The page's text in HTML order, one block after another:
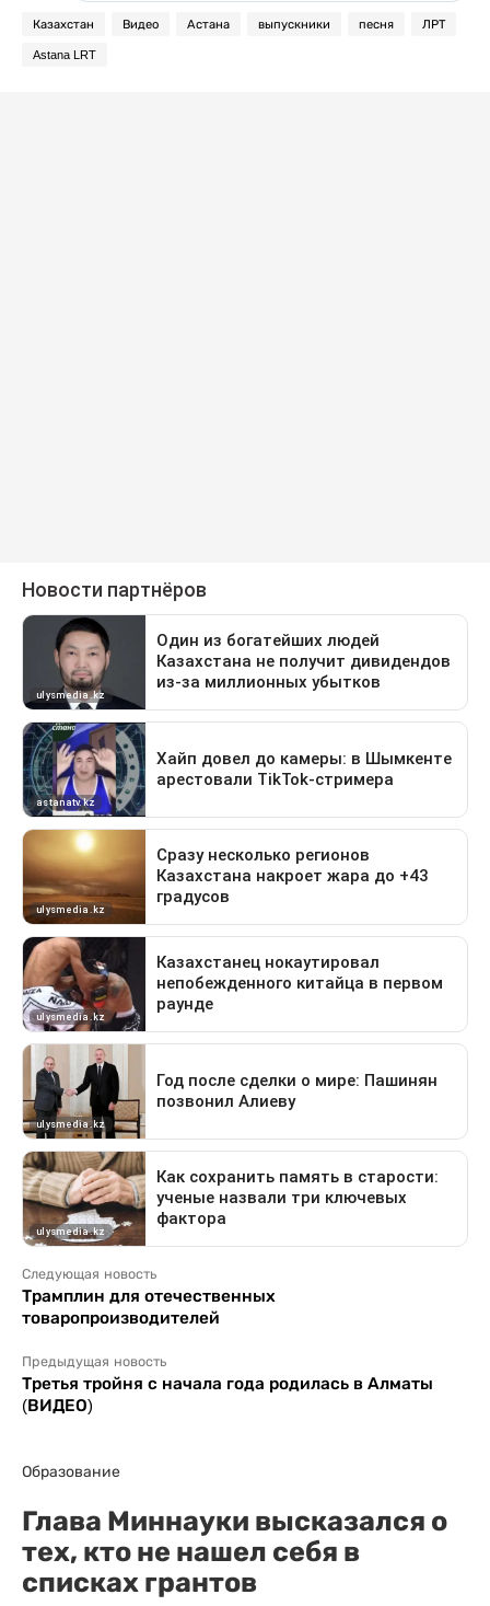
Казахстан Видео Астана выпускники песня ЛРТ
Astana LRT
Следующая новость
Трамплин для отечественных
товаропроизводителей
Предыдущая новость
Третья тройня с начала года родилась в Алматы
(ВИДЕО)
Образование
Глава Миннауки высказался о
тех, кто не нашел себя в
списках грантов